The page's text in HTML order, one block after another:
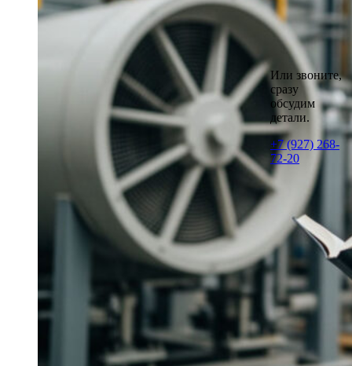
Или звоните,
сразу
обсудим
детали.
+7 (927) 268-
72-20